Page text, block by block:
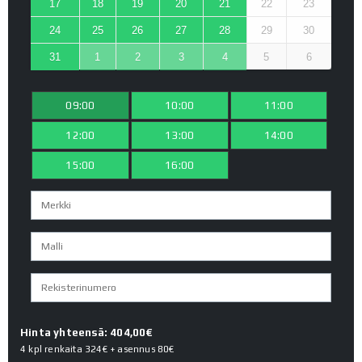
17 18 19 20 21 22 23
24 25 26 27 28 29 30
31 1 2 3 4 5 6
09:00 10:00 11:00
12:00 13:00 14:00
15:00 16:00
Hinta yhteensä: 404,00€
4 kpl renkaita 324€+ asennus80€